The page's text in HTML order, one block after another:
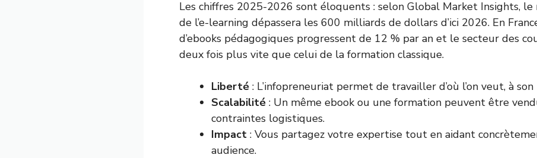
Les chiffres 2025-2026 sont éloquents : selon Global Market Insights, le
de l’e-learning dépassera les 600 milliards de dollars d’ici 2026. En
d’ebooks pédagogiques progressent de 12 % par an et le secteur des
deux fois plus vite que celui de la formation classique.
Liberté : L’infopreneuriat permet de travailler d’où l’on veut, à
Scalabilité : Un même ebook ou une formation peuvent être
contraintes logistiques.
Impact : Vous partagez votre expertise tout en aidant
audience.